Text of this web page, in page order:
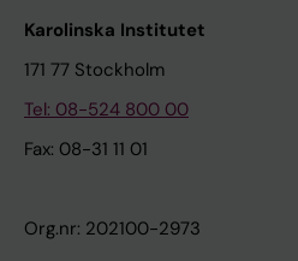
Karolinska Institutet
171 77 Stockholm
Tel: 08-524 800 00
Fax: 08-31 11 01
Org.nr: 202100-2973